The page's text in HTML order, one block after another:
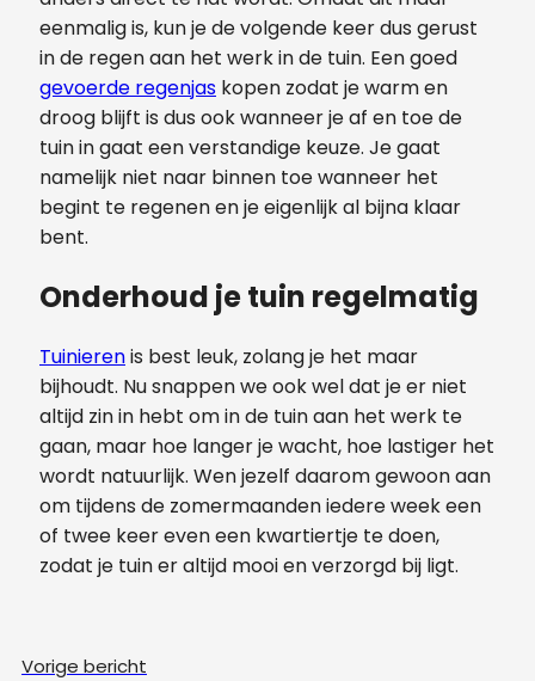
eenmalig is, kun je de volgende keer dus gerust
in de regen aan het werk in de tuin. Een goed
gevoerde regenjas kopen zodat je warm en
droog blijft is dus ook wanneer je af en toe de
tuin in gaat een verstandige keuze. Je gaat
namelijk niet naar binnen toe wanneer het
begint te regenen en je eigenlijk al bijna klaar
bent.
Onderhoud je tuin regelmatig
Tuinierenis best leuk, zolang je het maar
bijhoudt. Nu snappen we ook wel dat je er niet
altijd zin in hebt om in de tuin aan het werk te
gaan, maar hoe langer je wacht, hoe lastiger het
wordt natuurlijk. Wen jezelf daarom gewoon aan
om tijdens de zomermaanden iedere week een
of twee keer even een kwartiertje te doen,
zodat je tuin er altijd mooi en verzorgd bij ligt.
Vorige bericht